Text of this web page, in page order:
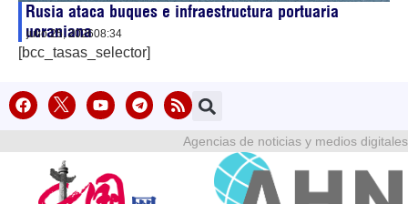
Rusia ataca buques e infraestructura portuaria
ucraniana
julio 25, 202608:34
[bcc_tasas_selector]
Agencias de noticias y medios digitales